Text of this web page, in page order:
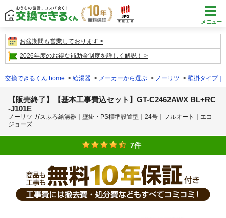
メニュー
お盆期間も営業しております
2026年度のお得な補助金制度を詳しく解説！
交換できるくん home 給湯器 メーカーから選ぶ ノーリツ 壁掛タイプ｜
【販売終了】【基本工事費込セット】GT-C2462AWX BL+RC
-J101E
ノーリツ ガスふろ給湯器｜壁掛・PS標準設置型｜24号｜フルオート｜エコ
ジョーズ
7件